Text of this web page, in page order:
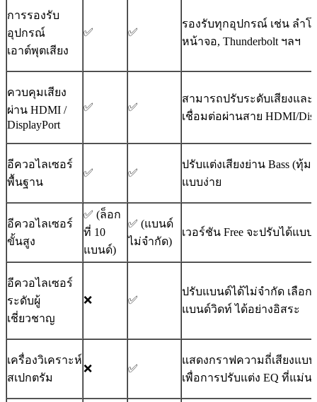
การรองรับ
อุปกรณ์
เอาต์พุตเสียง
✅ ✅
รองรับทุกอุปกรณ์ เช่น ลำโพ
หน้าจอ, Thunderbolt ฯลฯ
ควบคุมเสียง
ผ่าน HDMI /
DisplayPort
✅ ✅
สามารถปรับระดับเสียงแ
เชื่อมต่อผ่านสาย HDMI/
อีควอไลเซอร์
พื้นฐาน
✅ ✅
ปรับแต่งเสียงย่าน Bass (ทุ้ม
แบบง่าย
อีควอไลเซอร์
ขั้นสูง
✅ (ล็อก
ที่ 10
แบนด์)
✅ (แบนด์
ไม่จำกัด)
เวอร์ชัน Free จะปรับได้แบ
อีควอไลเซอร์
ระดับผู้
เชี่ยวชาญ
❌ ✅
ปรับแบนด์ได้ไม่จำกัด เลือก
แบนด์วิดท์ ได้อย่างอิสระ
เครื่องวิเคราะห์
สเปกตรัม
❌ ✅
แสดงกราฟความถี่เสียงแบ
เพื่อการปรับแต่ง EQ ที่แม่น